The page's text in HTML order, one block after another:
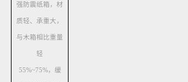
强防震纸箱，材
质轻、承重大，
与木箱相比重量
轻
55%~75%，缓